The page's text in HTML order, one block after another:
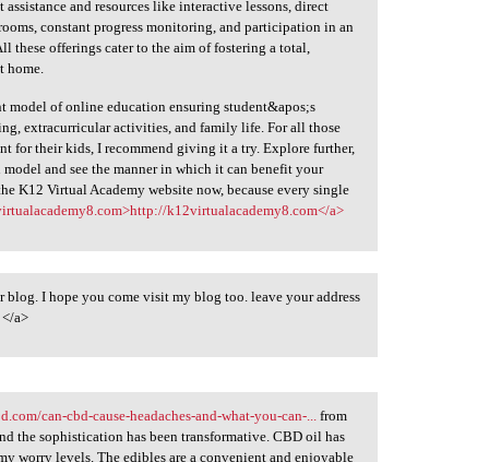
and resources like interactive lessons, direct
constant progress monitoring, and participation in an
these offerings cater to the aim of fostering a total,
home.
model of online education ensuring student&apos;s
extracurricular activities, and family life. For all those
for their kids, I recommend giving it a try. Explore further,
and see the manner in which it can benefit your
K12 Virtual Academy website now, because every single
k12virtualacademy8.com</a>
I hope you come visit my blog too. leave your address
a>
can-cbd-cause-headaches-and-what-you-can-... from
the sophistication has been transformative. CBD oil has
worry levels. The edibles are a convenient and enjoyable